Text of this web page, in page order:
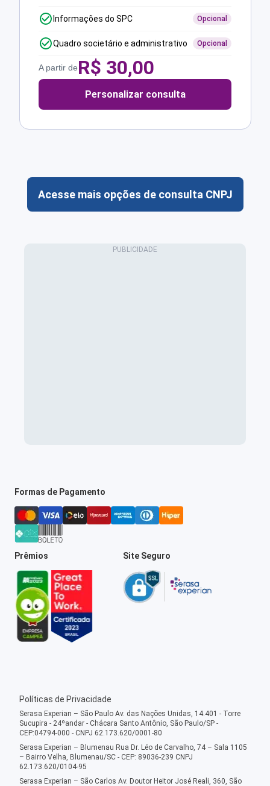
Informações do SPC Opcional
Quadro societário e administrativo Opcional
A partir deR$ 30,00
Personalizar consulta
Acesse mais opções de consulta CNPJ
Formas de Pagamento
Prêmios Site Seguro
Políticas de Privacidade
Serasa Experian – São Paulo Av. das Nações Unidas, 14.401 - Torre
Sucupira - 24ºandar - Chácara Santo Antônio, São Paulo/SP -
CEP:04794-000 - CNPJ 62.173.620/0001-80
Serasa Experian – Blumenau Rua Dr. Léo de Carvalho, 74 – Sala 1105
– Bairro Velha, Blumenau/SC - CEP: 89036-239 CNPJ
62.173.620/0104-95
Serasa Experian – São Carlos Av. Doutor Heitor José Reali, 360, São